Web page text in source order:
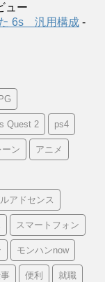
ュー
た 6s 汎用構成 -
Quest 2 ps4
ン アニメ
アドセンス
スマートフォン
モンハンnow
便利 就職